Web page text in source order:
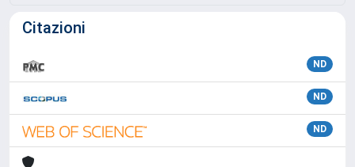
Citazioni
ND
ND
ND